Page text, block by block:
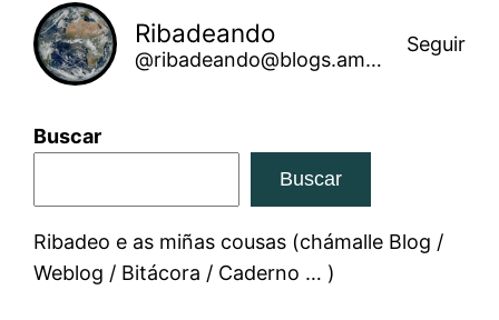
Ribadeando
@ribadeando@blogs.amarinha.gal
Seguir
Buscar
Buscar
Ribadeo e as miñas cousas (chámalle Blog /
Weblog / Bitácora / Caderno … )